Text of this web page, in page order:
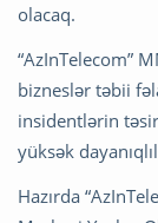
olacaq.
“AzInTelecom”
bizneslər təbii
insidentlərin
yüksək
Hazırda